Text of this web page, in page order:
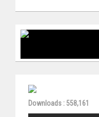
Downloads : 558,161